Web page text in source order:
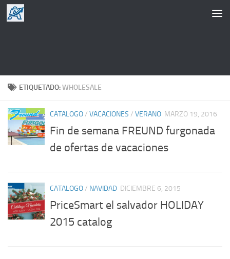
Saltar al contenido
ETIQUETADO:WHOLESALE
CATALOGO/ VACACIONES / VERANO MARZO 19, 2016
Fin de semana FREUND furgonada
de ofertas de vacaciones
CATALOGO/ NAVIDAD DICIEMBRE 6, 2015
PriceSmart el salvador HOLIDAY
2015 catalog